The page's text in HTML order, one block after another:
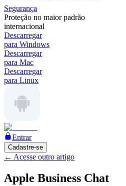
Segurança
Proteção no maior padrão
internacional
Descarregar
para Windows
Descarregar
para Mac
Descarregar
para Linux
Entrar
Cadastre-se
← Acesse outro artigo
Apple Business Chat